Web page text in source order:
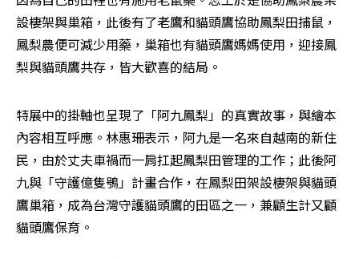
設棲架與巢箱，此後有了老鷹和貓頭鷹協助鳳梨田捕鼠，
鳳梨農便可減少用藥，巢箱也有貓頭鷹媽媽使用，迎接鳳
梨與貓頭鷹共存，皆大歡喜的結局。
特展中的掛軸也呈現了「阿九鳳梨」的真實故事，與繪本
內容相互呼應。林惠珊表示，阿九是一名來自越南的新住
民，由於丈夫車禍而一肩扛起鳳梨田管理的工作；此後阿
九與「守護億隻鴞」計畫合作，在鳳梨田架設棲架與貓頭
鷹巢箱，成為台灣守護貓頭鷹的田區之一，兼顧生計又顧
貓頭鷹保育。